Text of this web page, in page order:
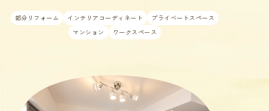
部分リフォーム インテリアコーディネート
プライベートスペース
マンション
ワークスペース